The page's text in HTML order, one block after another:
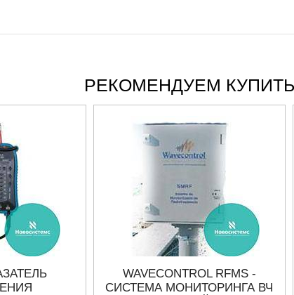
РЕКОМЕНДУЕМ КУПИТЬ
WAVECONTROL RFMS -
СИСТЕМА МОНИТОРИНГА ВЧ